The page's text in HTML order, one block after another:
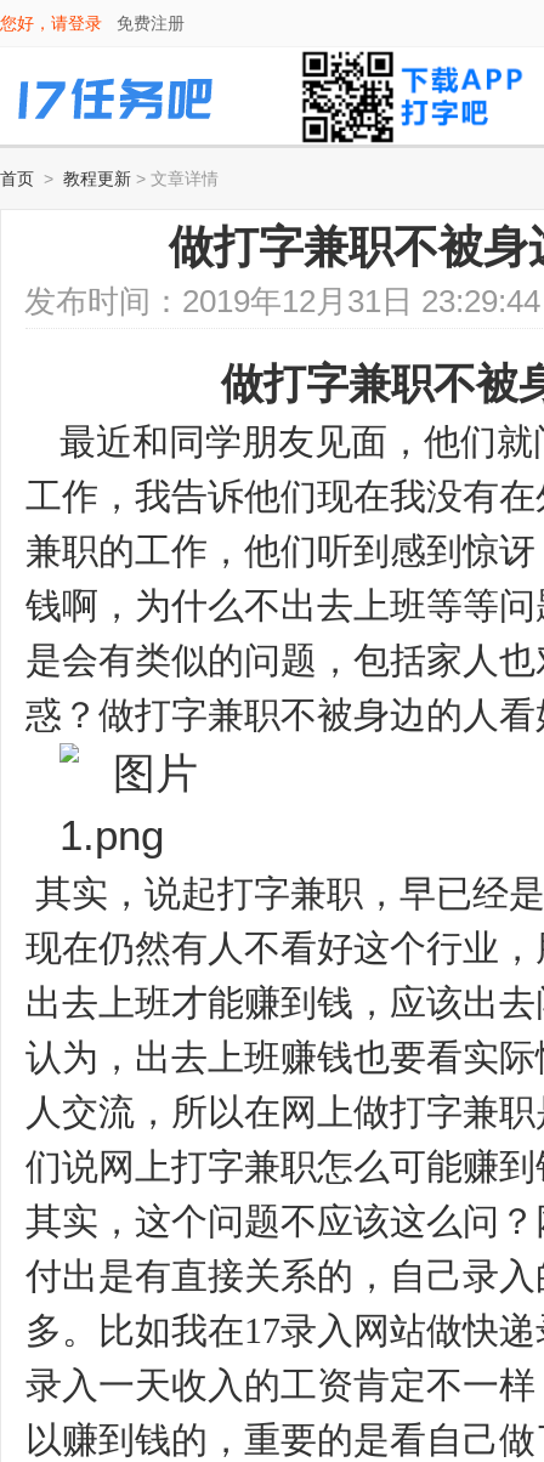
您好，请登录 免费注册
首页 > 教程更新 > 文章详情
做打字兼职不被
发布时间：2019年12月31日
做打字兼职不被
最近和 同学朋友见面，他们
工作，我告诉他们现在我没有
兼职的工作，他们听到感到惊
钱啊，为什么不出去上班等等
是会有类似的问题，包括家人
惑？做打字兼职不被身边的人
其实，说起打字兼职，早已经
现在仍然有人不看好这个行业
出去上班才能赚到钱，应该出
认为，出去上班赚钱也要看实
人交流，所以在网上做打字兼
们说网上打字兼职怎么可能赚
其实，这个问题不应该这么问
付出是有直接关系的，自己录
多。比如我在17录入网站做快
录入一天收入的工资肯定不一
以赚到钱的，重要的是看自己